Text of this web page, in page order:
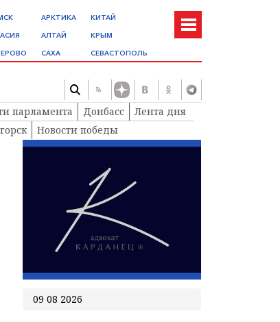
АРКТИКА
АЛТАЙ
САХА
КИТАЙ
КРЫМ
СЕВАСТОПОЛЬ
парламента Донбасс
Лента дня
Новости победы
09 08 2026